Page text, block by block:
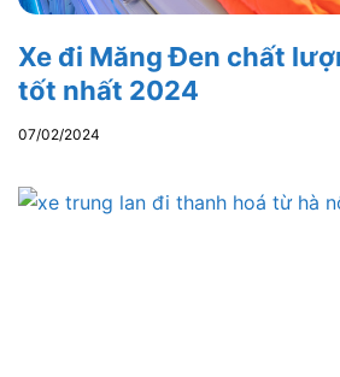
Xe đi Măng Đen chất
tốt nhất 2024
07/02/2024